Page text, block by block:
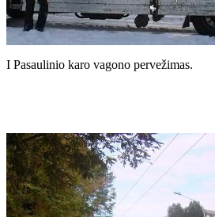
I Pasaulinio karo vagono pervežimas.